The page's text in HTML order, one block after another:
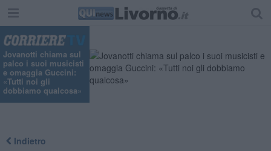
Jovanotti chiama sul
palco i suoi musicisti
e omaggia Guccini:
«Tutti noi gli
dobbiamo qualcosa»
Indietro